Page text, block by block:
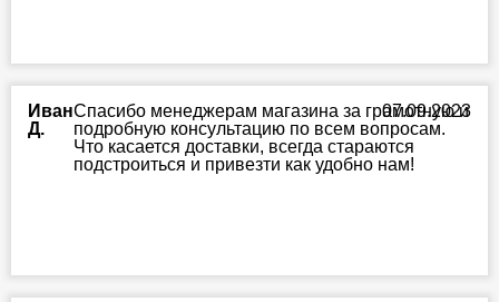
Иван
Д.
07.09.2023
Спасибо менеджерам магазина за грамотную и
подробную консультацию по всем вопросам.
Что касается доставки, всегда стараются
подстроиться и привезти как удобно нам!